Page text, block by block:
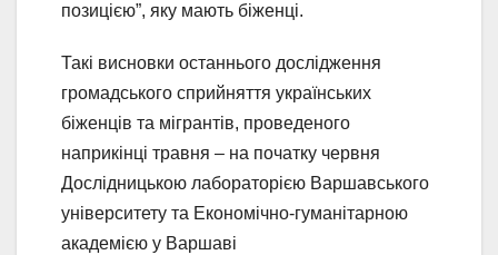
позицією”, яку мають біженці.
Такі висновки останнього дослідження
громадського сприйняття українських
біженців та мігрантів, проведеного
наприкінці травня – на початку червня
Дослідницькою лабораторією Варшавського
університету та Економічно-гуманітарною
академією у Варшаві